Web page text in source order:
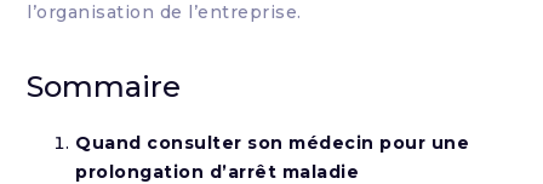
l’organisation de l’entreprise.
Sommaire
Quand consulter son médecin pour une
prolongation d’arrêt maladie